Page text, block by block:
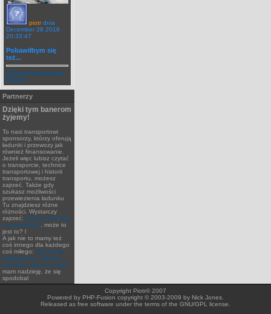
piotr dnia
December 28 2018
20:33:47
Pobawiłbym się
też...
Zobacz Komentarze
Galerii
Partnerzy
Dzięki tym banerom
żyjemy!
To nasi transportowi
sponsorzy, którzy oferują
ładunki i przewozy jak
również finansowanie.
Jeżeli więc lubisz czytać
o transporcie, technice
transportowej i historii
transportu, możesz
zajrzeć. Także gdy
szukasz możliwości
przewiezienia ładunku
Tu znajdziesz różne
różności. Wystarczy
zajrzeć: leasing, leasing
na samochód , może to
jest to? l
A jak nie to mamy też
coś innego dla każdego
coś miłego: obliczenia
numeryczne, metoda
elementu skończonego
mam nadzieję, że się
spodobal
Copyright Piotr© 2007
Powered by PHP-Fusion copyright © 2003-2009 by Nick Jones.
Released as free software under the terms of the GNU/GPL license.